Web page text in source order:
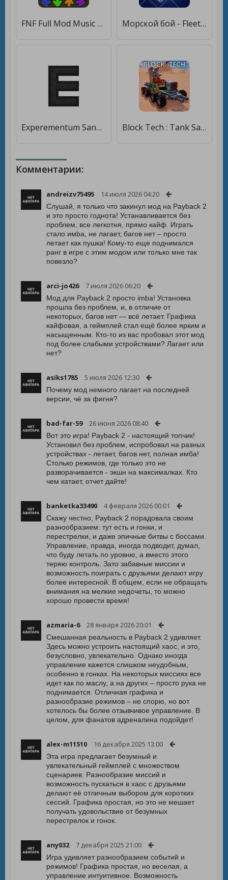
FNF Full Mod Music Battle [Мод меню] Морской бой - Fleet Battle [Мод меню]
Experementum SandBox [Бесплатные покупки] Block Tech : Tank Sandbox Craft Simulator Online [Мод меню]
Комментарии:
andreizv75495 14 июля 2026 04:20
Слушай, я только что закинул мод на Payback 2
и это просто годнота! Устанавливается без
проблем, все легкотня, прямо кайф. Играть
стало имba, не лагает, багов нет – просто
летает как пушка! Кому-то еще поднимался
ранг в игре с этим модом или только мне так
повезло?
arci-jo426 7 июля 2026 06:20
Мод для Payback 2 просто imba! Установка
прошла без проблем, и, в отличие от
некоторых, багов нет — всё летает. Графика
кайфовая, а геймплей стал ещё более ярким и
насыщенным. Кто-то из вас пробовал этот мод
под более слабыми устройствами? Лагает или
нет?
asiks1785 5 июля 2026 12:30
Почему мод немного лагает на последней
версии, чё за фигня?
bad-far-59 26 июня 2026 08:40
Вот это игра! Payback 2 - настоящий топчик!
Установил без проблем, испробовал на разных
устройствах - летает, багов нет, полная имба!
Столько режимов, где только это не
разворачивается - экшн на максималках. Кто
чем катает, отчет дайте!
banketka33490 4 февраля 2026 00:01
Скажу честно, Payback 2 порадовала своим
разнообразием: тут есть и гонки, и
перестрелки, и даже эпичные битвы с боссами.
Управление, правда, иногда подводит, думал,
что буду летать по уровню, а вместо этого
теряю контроль. Зато забавные миссии и
возможность поиграть с друзьями делают игру
более интересной. В общем, если не обращать
внимания на мелкие недочеты, то можно
хорошо провести время!
azmaria-6 28 января 2026 20:01
Смешанная реальность в Payback 2 удивляет.
Здесь можно устроить настоящий хаос, и это,
безусловно, увлекательно. Однако иногда
управление кажется слишком неудобным,
особенно в гонках. На некоторых миссиях все
идет как по маслу, а на других – просто рука не
поднимается. Отличная графика и
разнообразие режимов – не спорю, но вот
хотелось бы более отзывчивое управление. В
целом, для фанатов адреналина подойдет!
alex-m11510 16 декабря 2025 13:00
Эта игра предлагает безумный и
увлекательный геймплей с множеством
сценариев. Разнообразие миссий и
возможность пускаться в хаос с друзьями
делают её отличным выбором для коротких
сессий. Графика простая, но это не мешает
получать удовольствие от безумных
перестрелок и гонок.
any032 7 декабря 2025 21:00
Игра удивляет разнообразием событий и
режимов! Графика простая, но веселая, а
управление интуитивное. Возможность